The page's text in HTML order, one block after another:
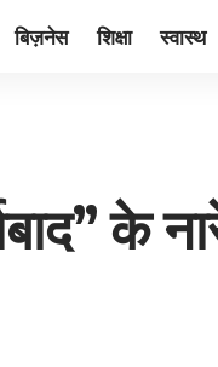
बिज़नेस शिक्षा स्वास्थ
के